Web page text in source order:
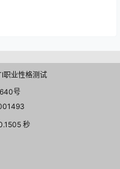
职业性格测试
号
秒